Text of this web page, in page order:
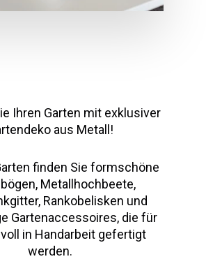
Ihren Garten mit exklusiver
aus Metall!
finden Sie formschöne
Metallhochbeete,
Rankobelisken und
Gartenaccessoires, die für
in Handarbeit gefertigt
werden.